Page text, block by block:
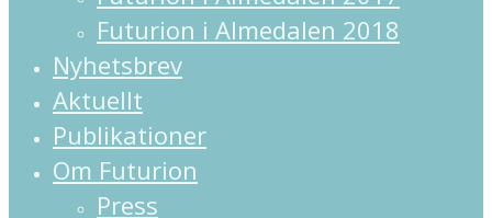
Futurion i Almedalen 2018
Nyhetsbrev
Aktuellt
Publikationer
Om Futurion
Press